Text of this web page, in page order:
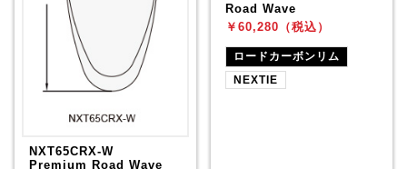
NXT65CRX-W
Premium Road Wave
Road Wave
￥60,280（税込）
ロードカーボンリム
NEXTIE